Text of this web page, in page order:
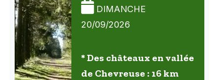
DIMANCHE
20/09/2026
* Des châteaux en vallée
de Chevreuse : 16 km